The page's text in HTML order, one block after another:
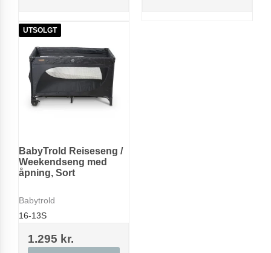
UTSOLGT
BabyTrold Reiseseng /
Weekendseng med
åpning, Sort
Babytrold
16-13S
1.295 kr.